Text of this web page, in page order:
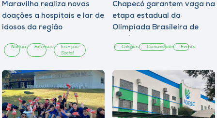
Maravilha realiza novas
doações a hospitais e lar de
idosos da região
Notícia Extensão
Inserção
Social
Chapecó garantem vaga na
etapa estadual da
Olimpíada Brasileira de
Colégios Comunidade Evento